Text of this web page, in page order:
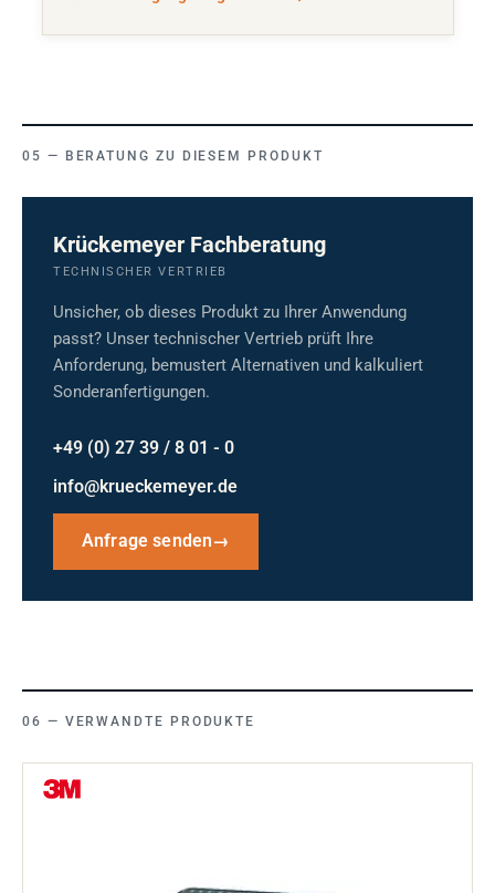
BERATUNG ZU DIESEM PRODUKT
Krückemeyer Fachberatung
TECHNISCHER VERTRIEB
Unsicher, ob dieses Produkt zu Ihrer Anwendung
passt? Unser technischer Vertrieb prüft Ihre
Anforderung, bemustert Alternativen und kalkuliert
Sonderanfertigungen.
+49 (0) 27 39 / 8 01 - 0
info@krueckemeyer.de
Anfrage senden→
VERWANDTE PRODUKTE